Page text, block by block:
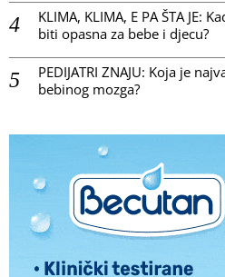
KLIMA, KLIMA, E PA ŠTA JE:
biti opasna za bebe i djecu?
PEDIJATRI ZNAJU: Koja je
bebinog mozga?